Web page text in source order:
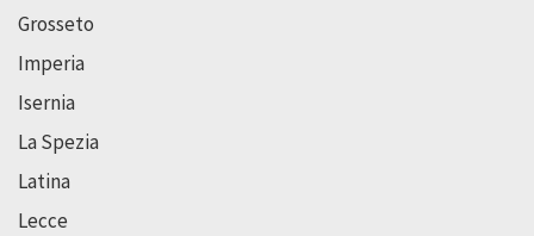
Grosseto
Imperia
Isernia
La Spezia
Latina
Lecce